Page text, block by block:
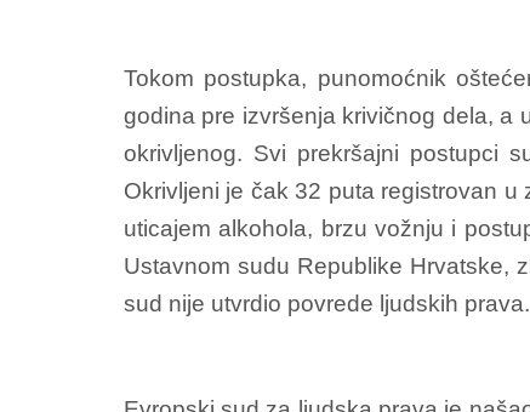
Tokom postupka, punomoćnik
godina pre izvršenja krivičnog dela, a
okrivljenog. Svi prekršajni postupci
Okrivljeni je čak 32 puta registrovan
uticajem alkohola, brzu vožnju i
Ustavnom sudu Republike Hrvatske,
sud nije utvrdio povrede ljudskih prava.